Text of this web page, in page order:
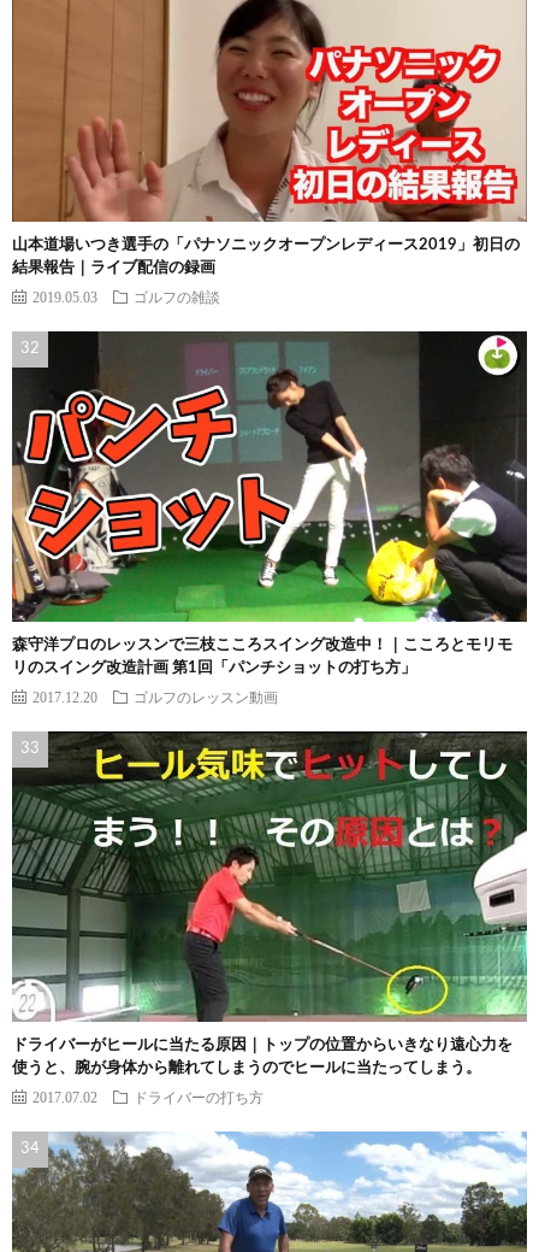
山本道場いつき選手の「パナソニックオープンレディース2019」初日の
結果報告｜ライブ配信の録画
2019.05.03 ゴルフの雑談
森守洋プロのレッスンで三枝こころスイング改造中！｜こころとモリモ
リのスイング改造計画 第1回「パンチショットの打ち方」
2017.12.20 ゴルフのレッスン動画
ドライバーがヒールに当たる原因｜トップの位置からいきなり遠心力を
使うと、腕が身体から離れてしまうのでヒールに当たってしまう。
2017.07.02 ドライバーの打ち方